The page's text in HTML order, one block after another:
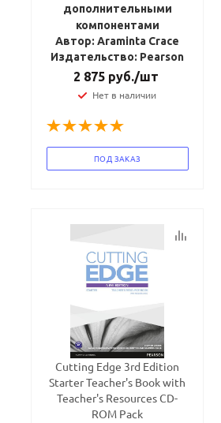
дополнительными
компонентами
Автор: Araminta Crace
Издательство: Pearson
2 875руб./шт
Нет в наличии
ПОД ЗАКАЗ
Cutting Edge 3rd Edition
Starter Teacher's Book with
Teacher's Resources CD-
ROM Pack